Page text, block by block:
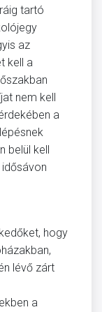
tartó
az
kell a
nem kell
a
belül kell
hogy
lévő zárt
a